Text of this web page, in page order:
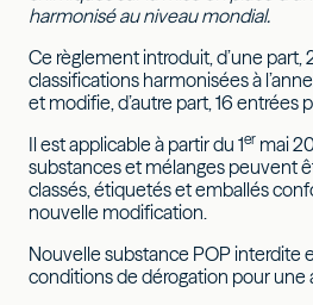
harmonisé au niveau mondial.
Ce règlement introduit, d’une part,
classifications harmonisées à
et modifie, d’autre part, 16 entrées
Il est applicable à partir du 1er mai
substances et mélanges peuvent
classés, étiquetés et emballés
nouvelle modification.
Nouvelle substance POP interdite
conditions de dérogation pour une